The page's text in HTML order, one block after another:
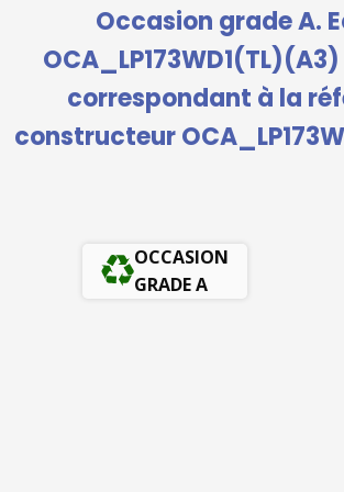
Occasion grade A.
correspondant à la
constructeur
OCCASION
GRADE A